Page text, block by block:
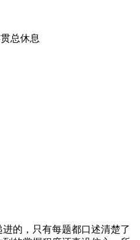
总休息
的，只有每题都口述清楚了